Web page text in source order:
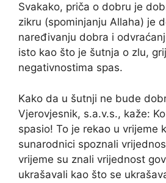
Svakako, priča o dobru je
zikru (spominjanju Allaha) je
naređivanju dobra i
isto kao što je šutnja o zlu,
negativnostima spas.
Kako da u šutnji ne bude
Vjerovjesnik, s.a.v.s., kaže:
spasio! To je rekao u vrijeme
sunarodnici spoznali
vrijeme su znali vrijednost
ukrašavali kao što se